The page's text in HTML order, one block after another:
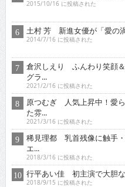
2015/10/16 に投稿された
土村 芳 新進女優が「愛の
2014/7/16 に投稿された
倉沢しえり ふんわり笑顔
グラ...
2021/2/16 に投稿された
原つむぎ 人気上昇中！愛
た雰...
2021/3/16 に投稿された
稀見理都 乳首残像に触手
エ...
2018/3/16 に投稿された
行平あい佳 初主演で大胆
2018/9/15 に投稿された